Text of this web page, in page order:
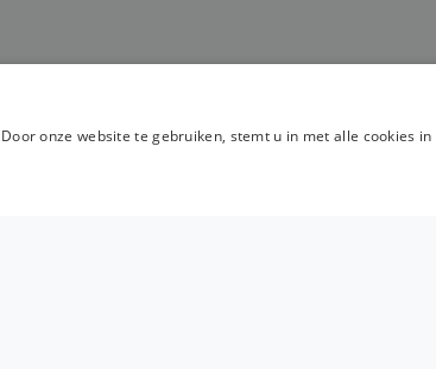
onze website te gebruiken, stemt u in met alle cookies in